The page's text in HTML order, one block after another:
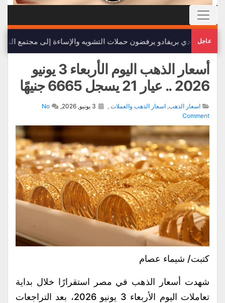
عاجل
أعضاء نادي بريفادو يرفضون حملات التشويه والإساءة إلى مجتمع
أسعار الذهب اليوم الأربعاء 3 يونيو
2026 .. عيار 21 يسجل 6665 جنيهًا
اسعار الذهب, اسعار الذهب والعملات ,
No
Comment
كتبت/ شيماء عصام
شهدت أسعار الذهب في مصر استقرارًا خلال بداية
تعاملات اليوم الأربعاء 3 يونيو 2026، بعد التراجعات